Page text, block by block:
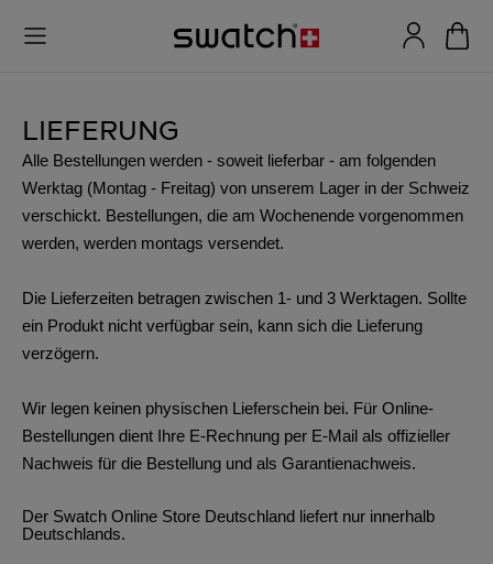
LIEFERUNG
Alle Bestellungen werden - soweit lieferbar - am folgenden
Werktag (Montag - Freitag) von unserem Lager in der Schweiz
verschickt. Bestellungen, die am Wochenende vorgenommen
werden, werden montags versendet.
Die Lieferzeiten betragen zwischen 1- und 3 Werktagen. Sollte
ein Produkt nicht verfügbar sein, kann sich die Lieferung
verzögern.
Wir legen keinen physischen Lieferschein bei. Für Online-
Bestellungen dient Ihre E-Rechnung per E-Mail als offizieller
Nachweis für die Bestellung und als Garantienachweis.
Der Swatch Online Store Deutschland liefert nur innerhalb
Deutschlands.